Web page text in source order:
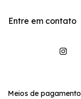
Entre em contato
Meios de pagamento